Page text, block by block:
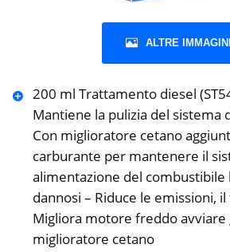
ALTRE IMMAGINI
200 ml Trattamento diesel
Mantiene la pulizia del sistema
Con miglioratore cetano
carburante per mantenere il
alimentazione del
dannosi – Riduce le emissioni,
Migliora motore freddo avviare
miglioratore cetano